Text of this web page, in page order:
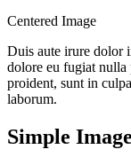
Centered Image
Duis aute irure dolor
dolore eu fugiat nulla
proident, sunt in
laborum.
Simple